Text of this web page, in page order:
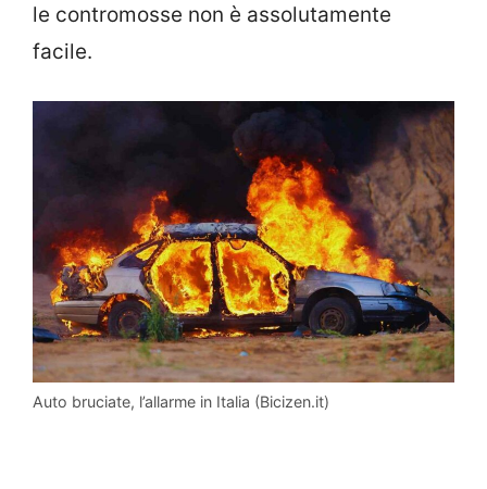
le contromosse non è assolutamente
facile.
Auto bruciate, l’allarme in Italia (Bicizen.it)